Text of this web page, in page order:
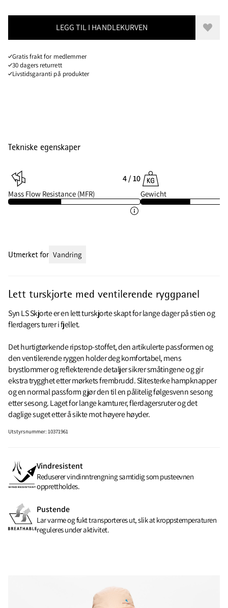
LEGG TIL I HANDLEKURVEN Legg
Gratis frakt for medlemmer
30 dagers returrett
Livstidsgaranti på produkter
Tekniske egenskaper
4 / 10
Mass Flow Resistance (MFR) Gewicht
Lett turskjorte med ventilerende ryggpanel
Syn LS Skjorte er en lett turskjorte skapt for lange dager på stien og
flerdagers turer i fjellet.
Det hurtigtørkende ripstop-stoffet, den artikulerte passformen og
den ventilerende ryggen holder deg komfortabel, mens
brystlommer og reflekterende detaljer sikrer småtingene og gir
ekstra trygghet etter mørkets frembrudd. Slitesterke hampknapper
og en normal passform gjør den til en pålitelig følgesvenn sesong
etter sesong. Laget for lange kamturer, flerdagersruter og det
daglige suget etter å sikte mot høyere høyder.
Utstyrsnummer:10371961
Vindresistent
Reduserer vindinntrengning samtidig som pusteevnen
opprettholdes.
Pustende
Lar varme og fukt transporteres ut, slik at kroppstemperaturen
reguleres under aktivitet.
Utmerket for Vandring